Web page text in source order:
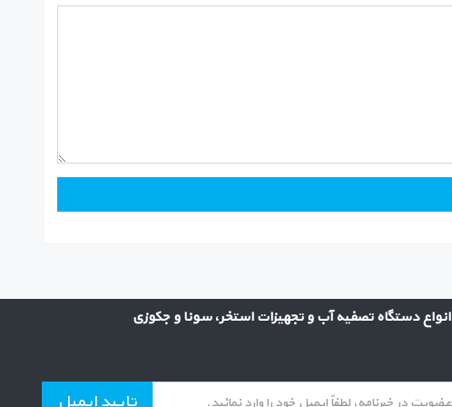
دستگاه تصفیه آب و تجهیزات استخر، سونا و جکوزی
تایید ایمیل